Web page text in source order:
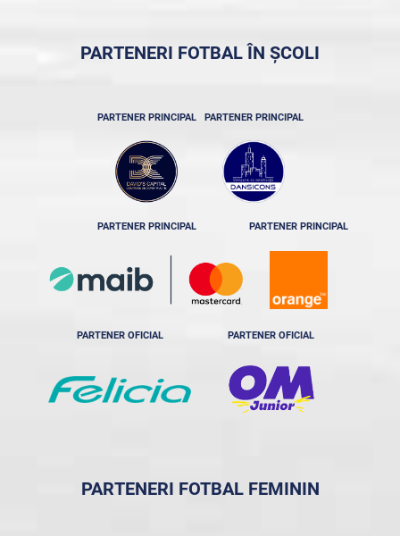
PARTENERI FOTBAL ÎN ȘCOLI
PARTENER PRINCIPAL PARTENER PRINCIPAL
PARTENER PRINCIPAL PARTENER PRINCIPAL
PARTENER OFICIAL PARTENER OFICIAL
PARTENERI FOTBAL FEMININ